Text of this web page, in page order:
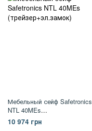
Мебельный сейф Safetronics
NTL 40MEs
(трейзер+эл.замок)
10 974 грн